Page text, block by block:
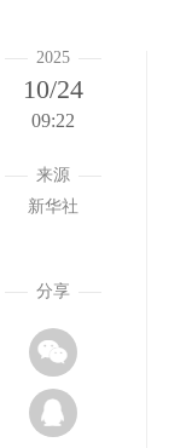
2025
10/24
09:22
来源
新华社
分享